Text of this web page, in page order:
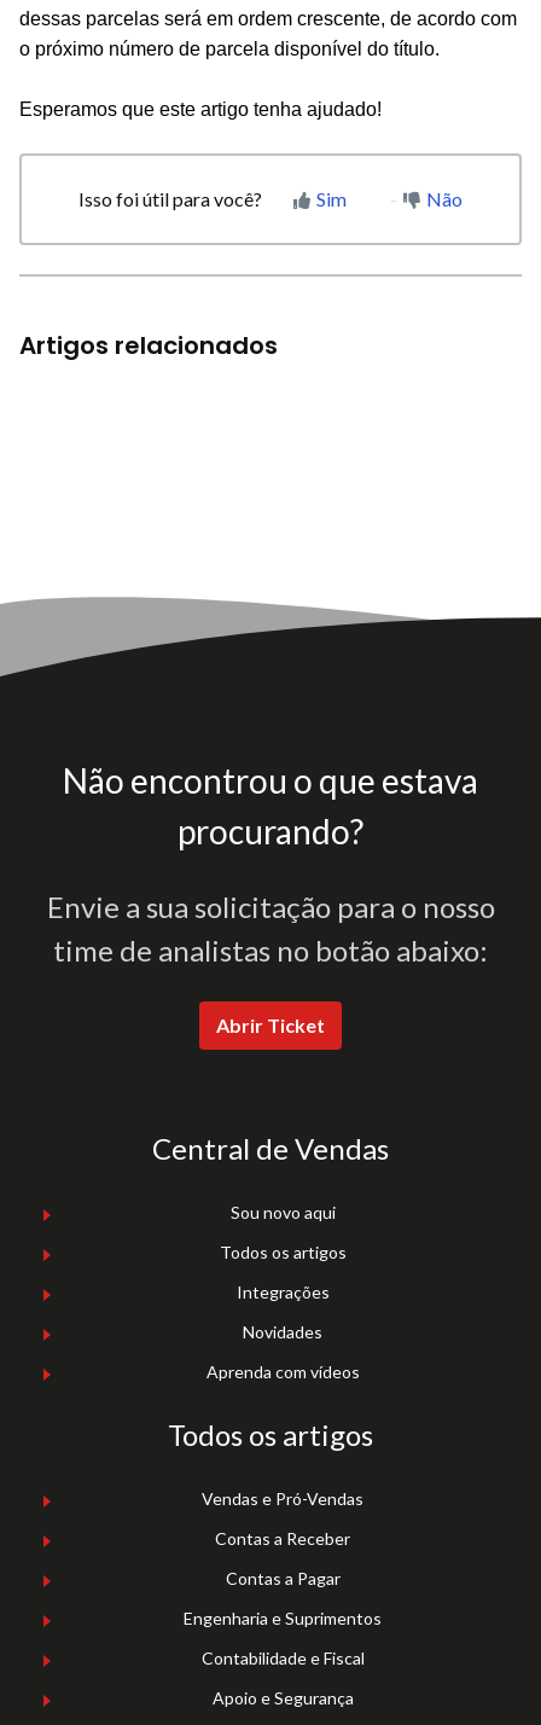
dessas parcelas será em ordem crescente, de acordo com
o próximo número de parcela disponível do título.
Esperamos que este artigo tenha ajudado!
Isso foi útil para você? Sim Não
Artigos relacionados
Não encontrou o que estava
procurando?
Envie a sua solicitação para o nosso
time de analistas no botão abaixo:
Abrir Ticket
Central de Vendas
Sou novo aqui
Todos os artigos
Integrações
Novidades
Aprenda com vídeos
Todos os artigos
Vendas e Pró-Vendas
Contas a Receber
Contas a Pagar
Engenharia e Suprimentos
Contabilidade e Fiscal
Apoio e Segurança